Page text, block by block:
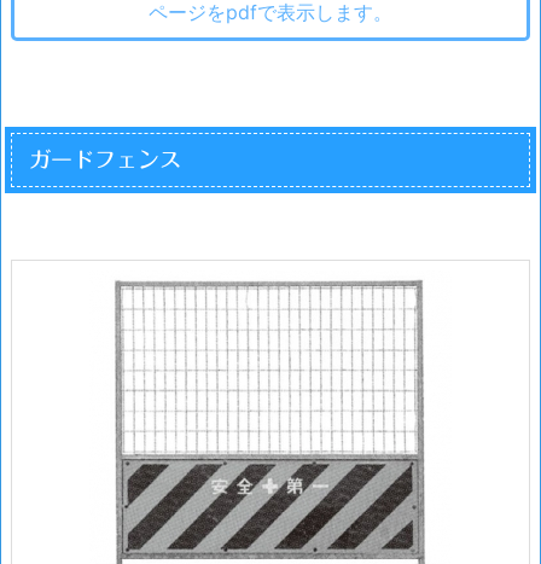
ページをpdfで表示します。
ガードフェンス